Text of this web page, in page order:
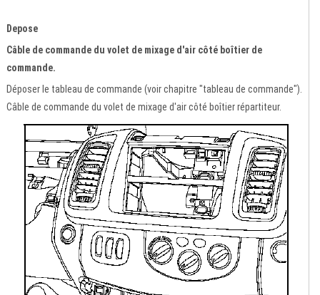
Depose
Câble de commande du volet de mixage d'air côté boîtier de
commande.
Déposer le tableau de commande (voir chapitre "tableau de commande").
Câble de commande du volet de mixage d'air côté boîtier répartiteur.